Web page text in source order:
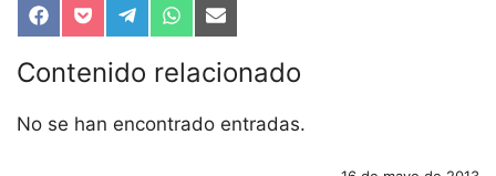
Compartir
en
Facebook
Compartir
en
Pocket
Compartir
en
Telegram
Compartir
en
WhatsApp
Compartir
en
Email
Contenido relacionado
No se han encontrado entradas.